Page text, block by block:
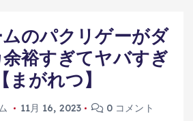
のパクリゲーがダ
裕すぎてヤバすぎ
がれつ】
11月 16, 2023 0 コメント